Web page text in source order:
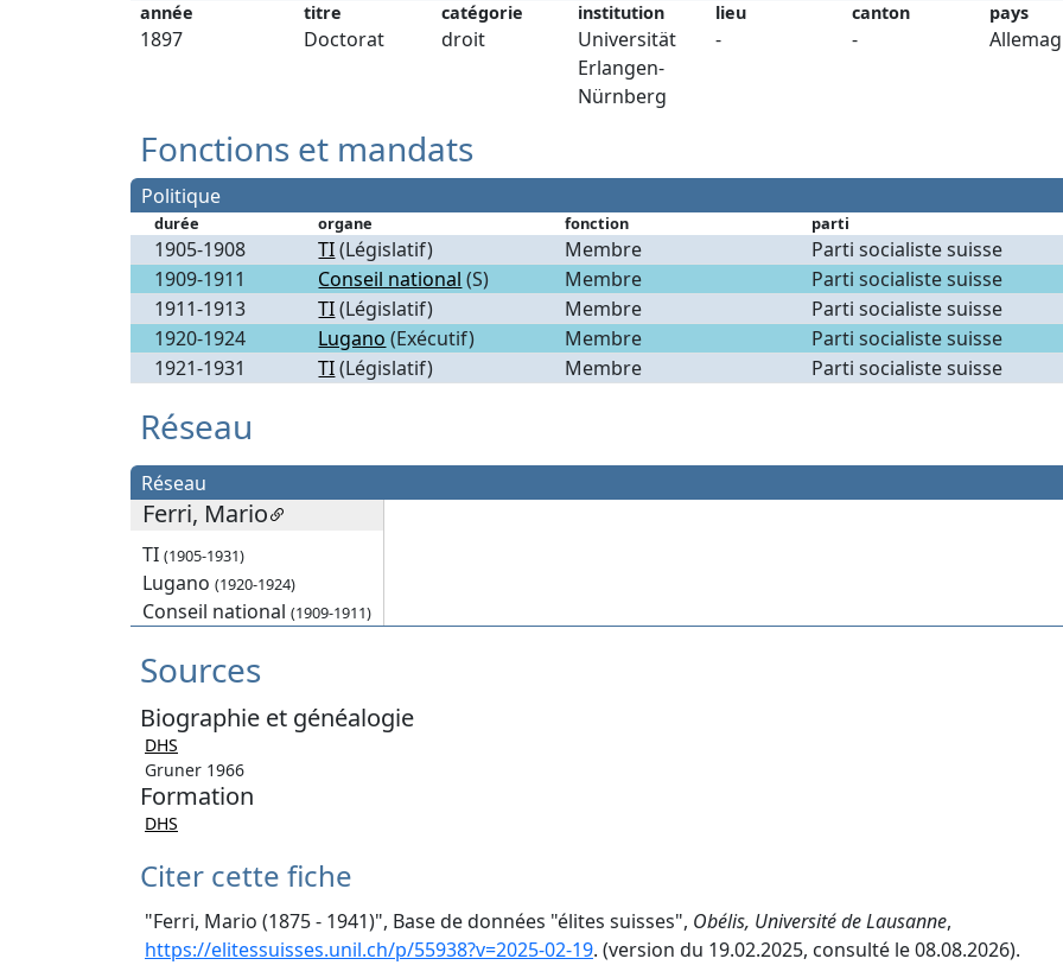
année titre catégorie institution lieu canton pays
1897 Doctorat droit
Universität
Erlangen-
Nürnberg
- -
Fonctions et mandats
Politique
durée organe fonction parti
1905-1908 TI(Législatif) Membre
Parti socialiste suisse
1909-1911
Conseil national (S) Membre
Parti socialiste suisse
1911-1913
TI(Législatif) Membre
Parti socialiste suisse
1920-1924
Lugano (Exécutif) Membre
Parti socialiste suisse
1921-1931
TI(Législatif) Membre Parti socialiste suisse
Réseau
Réseau
Ferri, Mario
TI (1905-1931)
Lugano (1920-1924)
Conseil national (1909-1911)
Sources
Biographie et généalogie
DHS
Gruner 1966
Formation
DHS
Citer cette fiche
"Ferri, Mario (1875 - 1941)", Base de données "élites suisses", Obélis, Université de Lausanne,
https://elitessuisses.unil.ch/p/55938?v=2025-02-19. (version du 19.02.2025, consulté le 08.08.2026).